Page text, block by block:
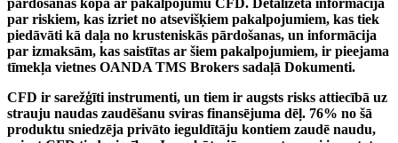
par riskiem, kas izriet no atsevišķiem pakalpojumiem, kas tiek
piedāvāti kā daļa no krusteniskās pārdošanas, un informācija
par izmaksām, kas saistītas ar šiem pakalpojumiem, ir pieejama
tīmekļa vietnes OANDA TMS Brokers sadaļā Dokumenti.
CFD ir sarežģīti instrumenti, un tiem ir augsts risks attiecībā uz
strauju naudas zaudēšanu sviras finansējuma dēļ. 76% no šā
produktu sniedzēja privāto ieguldītāju kontiem zaudē naudu,